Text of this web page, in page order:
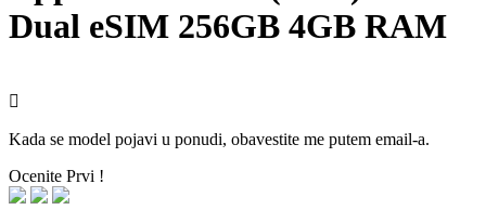
Dual eSIM 256GB 4GB RAM

Kada se model pojavi u ponudi, obavestite me putem email-a.
Ocenite Prvi !